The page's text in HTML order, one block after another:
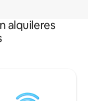
alquileres